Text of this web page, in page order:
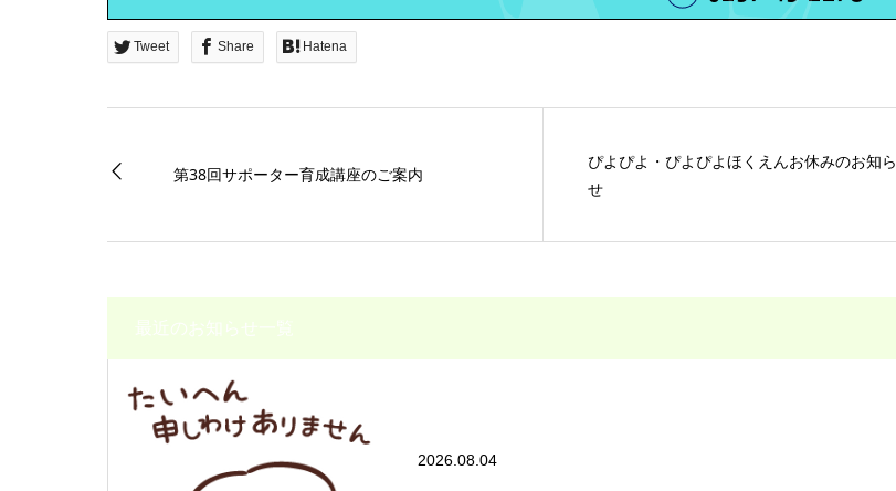
Tweet Share Hatena
第38回サポーター育成講座のご案内
ぴよぴよ・ぴよぴよほくえんお休みのお知ら
せ
最近のお知らせ一覧
2026.08.04